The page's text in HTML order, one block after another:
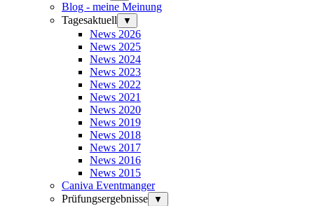
Blog - meine Meinung
Tagesaktuell
▼
News 2026
News 2025
News 2024
News 2023
News 2022
News 2021
News 2020
News 2019
News 2018
News 2017
News 2016
News 2015
Caniva Eventmanger
Prüfungsergebnisse
▼